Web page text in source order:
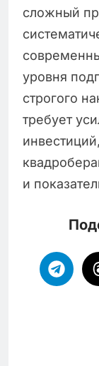
сложный
уровня
строгого
требует
и